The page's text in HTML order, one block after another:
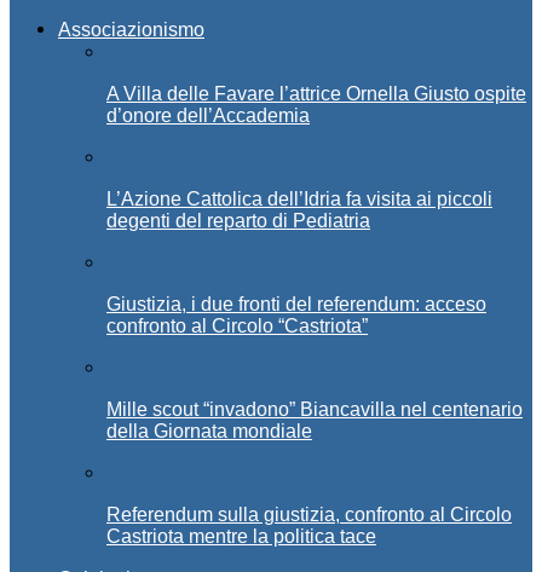
Associazionismo
A Villa delle Favare l’attrice Ornella Giusto ospite
d’onore dell’Accademia
L’Azione Cattolica dell’Idria fa visita ai piccoli
degenti del reparto di Pediatria
Giustizia, i due fronti del referendum: acceso
confronto al Circolo “Castriota”
Mille scout “invadono” Biancavilla nel centenario
della Giornata mondiale
Referendum sulla giustizia, confronto al Circolo
Castriota mentre la politica tace